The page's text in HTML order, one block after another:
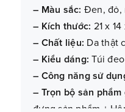
– Màu sắc: Đen, đỏ,
– Kích thước: 21 x
– Chất liệu: Da thật
– Kiểu dáng:Túi
– Công năng sử
– Trọn bộ sản phẩm
đựng sản phẩm +